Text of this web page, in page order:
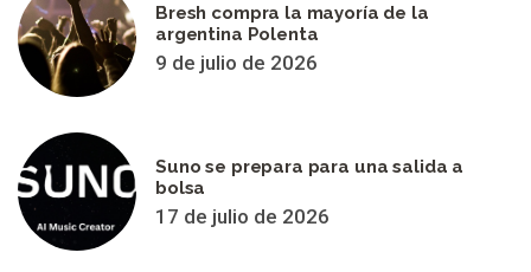
Bresh compra la mayoría de la
argentina Polenta
9 de julio de 2026
Suno se prepara para una salida a
bolsa
17 de julio de 2026